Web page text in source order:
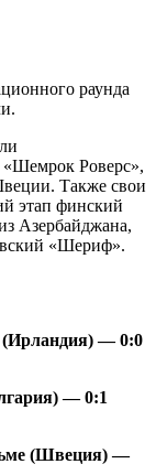
раунда
Роверс»,
Также свои
этап финский
Азербайджана,
«Шериф».
— 0:0
— 0:1
(Швеция) —